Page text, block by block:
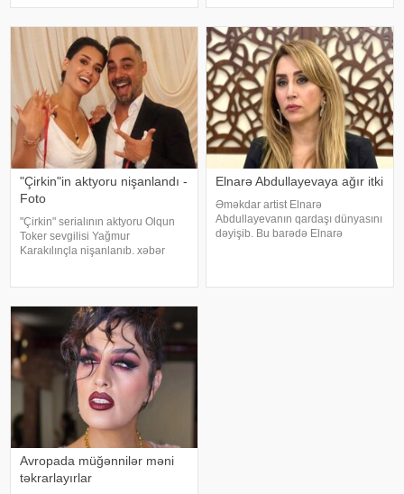
istinadən xəbər verir ki, bu sözləri
Xalq artisti Emin Ağalaro
məşqçi Fatih Terimləı ünsiyyətdə
olub. Z.Hüseynov görüş zaman
"Çirkin"in aktyoru nişanlandı -
Foto
"Çirkin" serialının aktyoru Olqun
Toker sevgilisi Yağmur
Karakılınçla nişanlanıb. xəbər
Polatoğulları və Mustaf
Elnarə Abdullayevaya ağır itki
Əməkdar artist Elnarə
Abdullayevanın qardaşı dünyasını
dəyişib. Bu barədə Elnarə
Avropada müğənnilər məni
təkrarlayırlar